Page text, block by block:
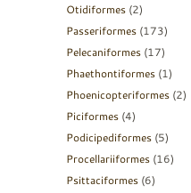
Otidiformes (2)
Passeriformes (173)
Pelecaniformes (17)
Phaethontiformes (1)
Phoenicopteriformes (2)
Piciformes (4)
Podicipediformes (5)
Procellariiformes (16)
Psittaciformes (6)